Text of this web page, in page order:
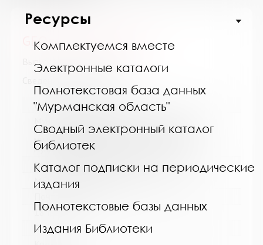
Ресурсы
Комплектуемся вместе
Электронные каталоги
Полнотекстовая база данных
"Мурманская область"
Сводный электронный каталог
библиотек
Каталог подписки на периодические
издания
Полнотекстовые базы данных
Издания Библиотеки
GEOленок / ГЕОленок
Выпуск №4 от 2016 года
Название библиотеки:
культуры "Кольская детская библиотека"
муниципального образования Кольский
муниципальный округ Мурманской области
Сокращенное название:
МБУК "Кольская детская библиотека"
184381
Город: